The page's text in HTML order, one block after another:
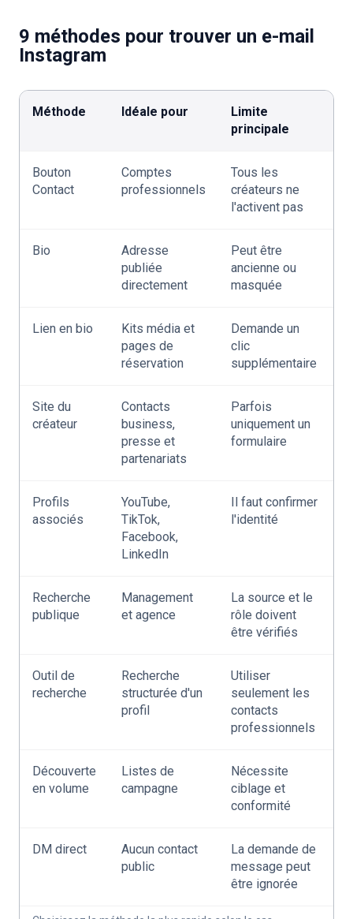
9 méthodes pour trouver un e-mail
Instagram
Méthode Idéale pour
Limite
principale
Bouton
Contact
Comptes
professionnels
Tous les
créateurs ne
l'activent pas
Bio
Adresse
publiée
directement
Peut être
ancienne ou
masquée
Lien en bio
Kits média et
pages de
réservation
Demande un
clic
supplémentaire
Site du
créateur
Contacts
business,
presse et
partenariats
Parfois
uniquement un
formulaire
Profils
associés
YouTube,
TikTok,
Facebook,
LinkedIn
Il faut confirmer
l'identité
Recherche
publique
Management
et agence
La source et le
rôle doivent
être vérifiés
Outil de
recherche
Recherche
structurée d'un
profil
Utiliser
seulement les
contacts
professionnels
Découverte
en volume
Listes de
campagne
Nécessite
ciblage et
conformité
DM direct
Aucun contact
public
La demande de
message peut
être ignorée